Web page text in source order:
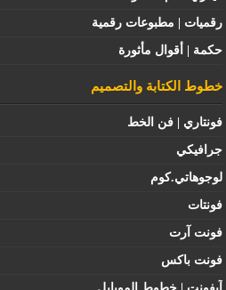
رقميات | مطبوعات رقمية
حكمة | أقوال مأثورة
خطوط الكتابة والتصميم
فونتاري | فن الخط
جرافيكي
لوجوهاتي.كوم
فونتات
فونت آرت
فونت باكس